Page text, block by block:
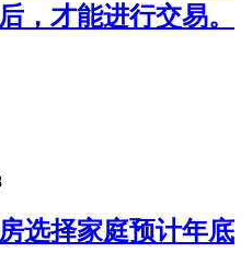
，才能进行交易。
选择家庭预计年底